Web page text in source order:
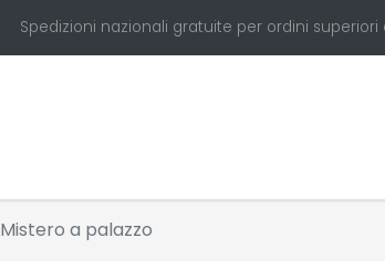
Spedizioni nazionali gratuite per ordini superiori
Mistero a palazzo